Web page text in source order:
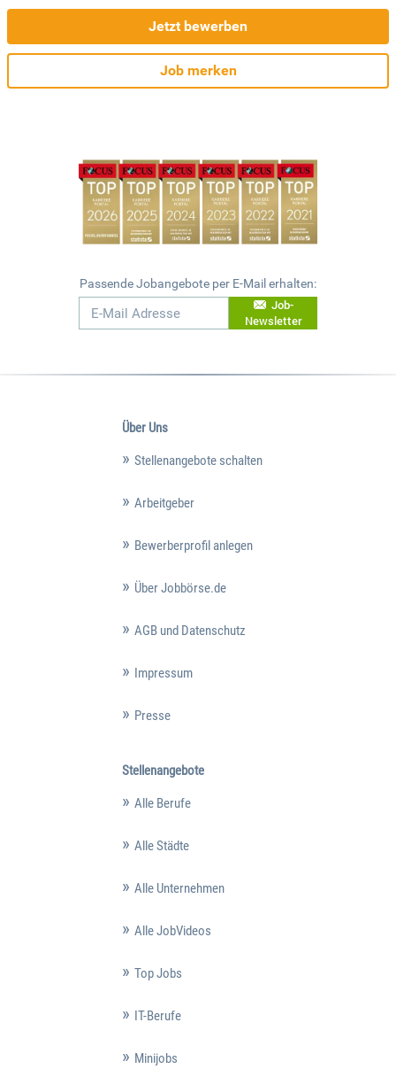
Jetzt bewerben
Job merken
Passende Jobangebote per E-Mail erhalten:
Job-
Newsletter
Über Uns
Stellenangebote schalten
Arbeitgeber
Bewerberprofil anlegen
Über Jobbörse.de
AGB und Datenschutz
Impressum
Presse
Stellenangebote
Alle Berufe
Alle Städte
Alle Unternehmen
Alle JobVideos
Top Jobs
IT-Berufe
Minijobs